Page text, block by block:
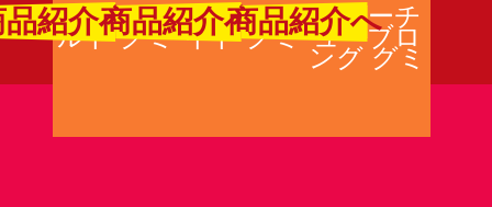
サワーベ
ルト グミ
紹介へ サワーバ
イト グミ
商品紹介へ サワーチ
ューブロ
ング グミ
商品紹介へ